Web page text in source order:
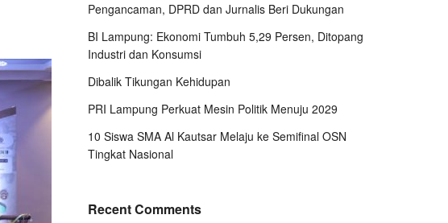
Pengancaman, DPRD dan Jurnalis Beri Dukungan
BI Lampung: Ekonomi Tumbuh 5,29 Persen, Ditopang
Industri dan Konsumsi
Dibalik Tikungan Kehidupan
PRI Lampung Perkuat Mesin Politik Menuju 2029
10 Siswa SMA Al Kautsar Melaju ke Semifinal OSN
Tingkat Nasional
Recent Comments